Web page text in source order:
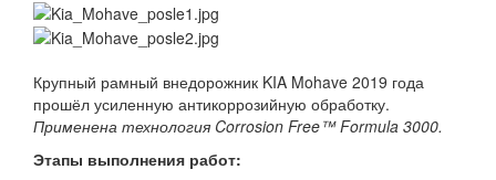
Крупный рамный внедорожник KIA Mohave 2019 года
прошёл усиленную антикоррозийную обработку.
Применена технология Corrosion Free™ Formula 3000.
Этапы выполнения работ: